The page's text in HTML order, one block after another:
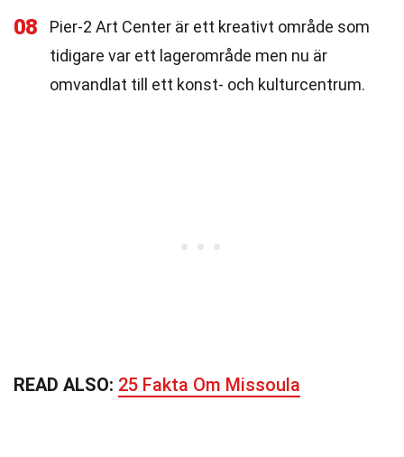
08
Pier-2 Art Center är ett kreativt område som
tidigare var ett lagerområde men nu är
omvandlat till ett konst- och kulturcentrum.
READ ALSO: 25 Fakta Om Missoula